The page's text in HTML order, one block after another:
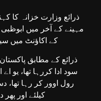
مہینے کے آخر میں
کے اکاؤنٹ میں
سود ادا کررہا تھا، یو
کیلئے اور